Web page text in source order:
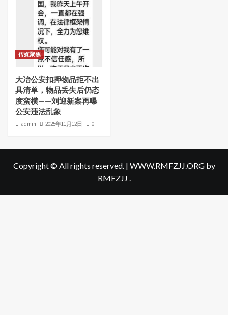
传媒聚焦
大冶公安扣押物品拒不出
具清单，物品丢失后仍态
度蛮横——刘迎新案再曝
公安违法乱象
admin 2025年11月12日 0
Copyright © All rights reserved. | WWW.RMFZJJ.ORGby
RMFZJJ .